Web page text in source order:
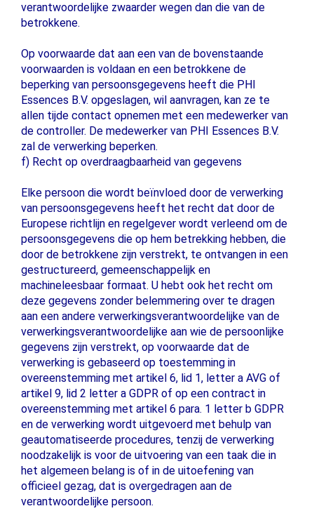
verantwoordelijke zwaarder wegen dan die van de
betrokkene.
Op voorwaarde dat aan een van de bovenstaande
voorwaarden is voldaan en een betrokkene de
beperking van persoonsgegevens heeft die PHI
Essences B.V. opgeslagen, wil aanvragen, kan ze te
allen tijde contact opnemen met een medewerker van
de controller. De medewerker van PHI Essences B.V.
zal de verwerking beperken.
f) Recht op overdraagbaarheid van gegevens
Elke persoon die wordt beïnvloed door de verwerking
van persoonsgegevens heeft het recht dat door de
Europese richtlijn en regelgever wordt verleend om de
persoonsgegevens die op hem betrekking hebben, die
door de betrokkene zijn verstrekt, te ontvangen in een
gestructureerd, gemeenschappelijk en
machineleesbaar formaat. U hebt ook het recht om
deze gegevens zonder belemmering over te dragen
aan een andere verwerkingsverantwoordelijke van de
verwerkingsverantwoordelijke aan wie de persoonlijke
gegevens zijn verstrekt, op voorwaarde dat de
verwerking is gebaseerd op toestemming in
overeenstemming met artikel 6, lid 1, letter a AVG of
artikel 9, lid 2 letter a GDPR of op een contract in
overeenstemming met artikel 6 para. 1 letter b GDPR
en de verwerking wordt uitgevoerd met behulp van
geautomatiseerde procedures, tenzij de verwerking
noodzakelijk is voor de uitvoering van een taak die in
het algemeen belang is of in de uitoefening van
officieel gezag, dat is overgedragen aan de
verantwoordelijke persoon.